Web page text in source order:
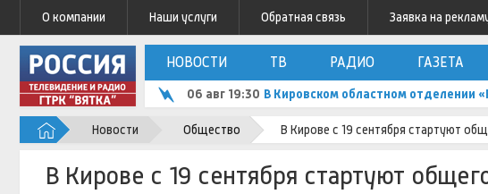
О компании Наши услуги Обратная связь Заявка на
НОВОСТИ ТВ РАДИО ГАЗЕТА
06 авг 19:30 В Кировском областном отделении
Новости Общество В Кирове с 19 сентября стартуют
В Кирове с 19 сентября стартуют